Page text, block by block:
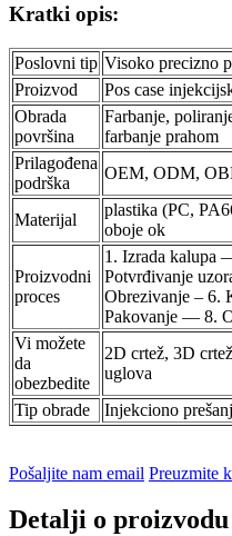
Kratki opis:
Poslovni tip Visoko precizno
Proizvod
Pos case
Obrada
površina
Farbanje,
farbanje prahom
Prilagođena
podrška
OEM, ODM,
Materijal
plastika (PC,
oboje ok
Proizvodni
proces
1. Izrada kalupa
Potvrđivanje
Obrezivanje – 6.
Pakovanje — 8.
Vi možete
da
obezbedite
2D crtež, 3D
uglova
Tip obrade
Injekciono
Pošaljite nam email Preuzmite
Detalji o proizvodu